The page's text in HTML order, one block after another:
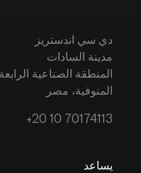
دي سي اندستريز
مدينة السادات
المنطقة الصناعية الرابعة
المنوفية، مصر
+20 10 70174113
يساعد